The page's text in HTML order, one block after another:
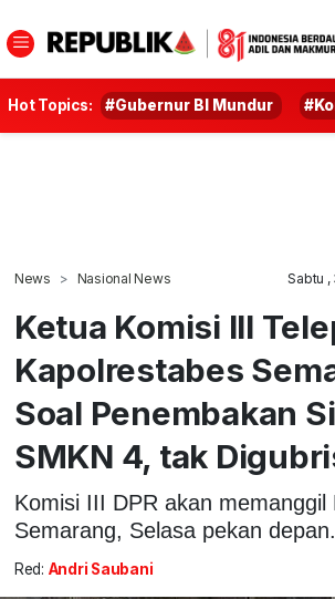
Hot Topics: #Gubernur BI Mundur
News Nasional News Sabtu ,
Ketua Komisi III
Kapolrestabes
Soal Penembakan
SMKN 4, tak
Komisi III DPR akan memanggil
Semarang, Selasa pekan depan.
Red: Andri Saubani